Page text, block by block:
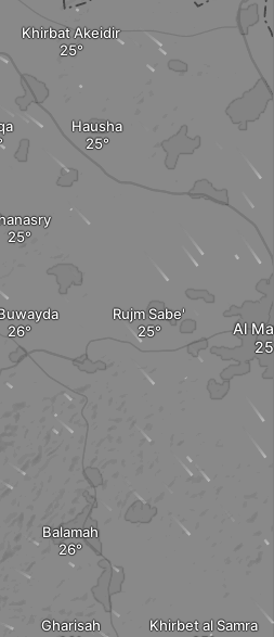
Khirbat Akeidir
Hausha
Rujm Sabe'
Al
Balamah
Gharisah Khirbet al Samra